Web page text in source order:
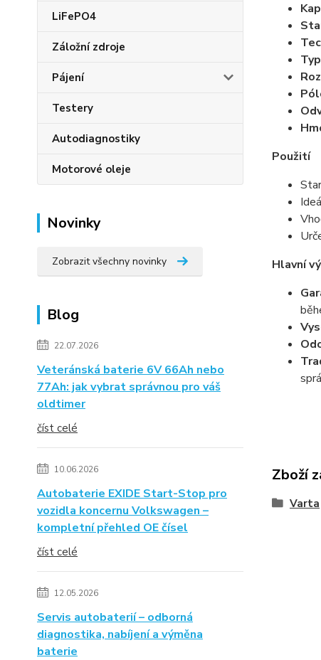
LiFePO4
Záložní zdroje
Pájení
Testery
Autodiagnostiky
Motorové oleje
Novinky
Zobrazit všechny novinky
Blog
22.07.2026
Veteránská baterie 6V 66Ah nebo
77Ah: jak vybrat správnou pro váš
oldtimer
číst celé
10.06.2026
Autobaterie EXIDE Start-Stop pro
vozidla koncernu Volkswagen –
kompletní přehled OE čísel
číst celé
12.05.2026
Servis autobaterií – odborná
diagnostika, nabíjení a výměna
baterie
Použití
Hlavní
Zboží
Varta